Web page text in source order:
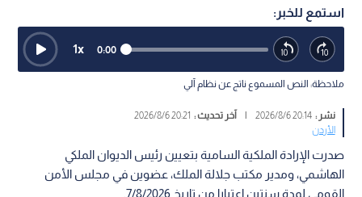
استمع للخبر:
0:00
1x
ملاحظة: النص المسموع ناتج عن نظام آلي
نشر :20:14 2026/8/6 آخر تحديث : 20:21 2026/8/6
الأردن
صدرت الإرادة الملكية السامية بتعيين رئيس الديوان الملكي
الهاشمي، ومدير مكتب جلالة الملك، عضوين في مجلس الأمن
القومي لمدة سنتين اعتبارا من تاريخ 7/8/2026.